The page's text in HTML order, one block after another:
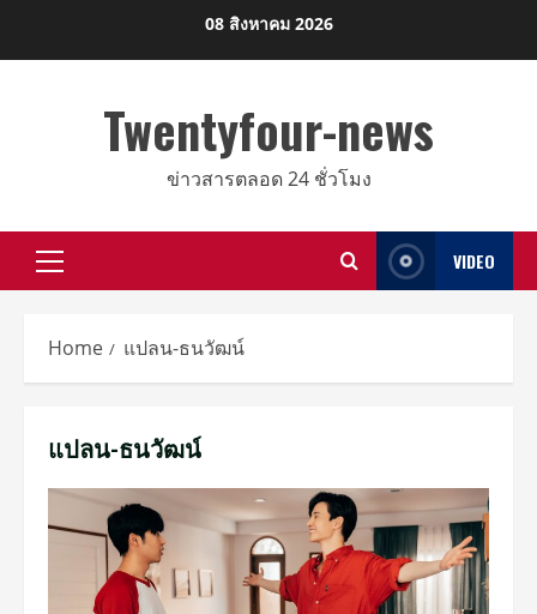
08 สิงหาคม 2026
Twentyfour-news
ข่าวสารตลอด 24 ชั่วโมง
Primary
VIDEO
Home แปลน-ธนวัฒน์
แปลน-ธนวัฒน์